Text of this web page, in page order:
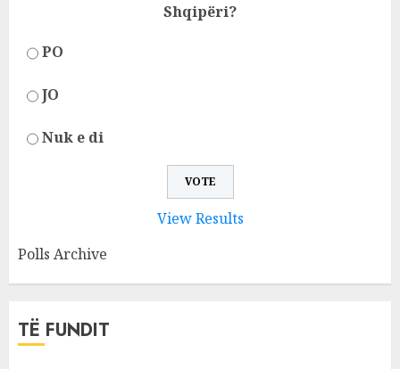
Shqipëri?
PO
JO
Nuk e di
View Results
Polls Archive
TË FUNDIT